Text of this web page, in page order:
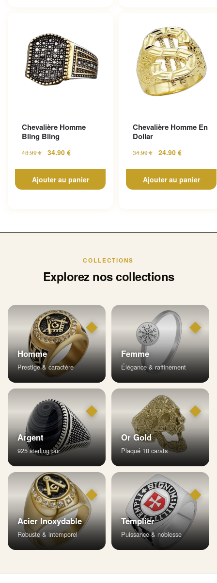
Chevalière Homme
Bling Bling
48.99€ 34.90 €
Ajouter au panier
Chevalière Homme En
Dollar
34.99€ 24.90 €
Ajouter au panier
COLLECTIONS
Explorez nos collections
◆
Homme
Prestige & caractère
◆
Femme
Élégance & raffinement
◆
Argent
925 sterling pur
◆
Or Gold
Plaqué 18 carats
◆
Acier Inoxydable
Robuste & intemporel
◆
Templier
Puissance & noblesse